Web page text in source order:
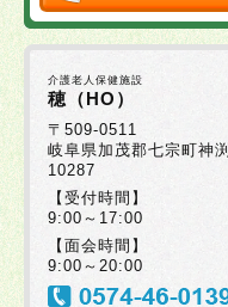
介護老人保健施設
穂（HO）
〒509-0511
岐阜県加茂郡七宗町神渕
10287
【受付時間】
9:00～17:00
【面会時間】
9:00～20:00